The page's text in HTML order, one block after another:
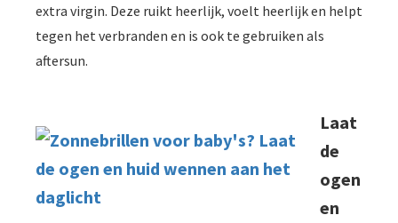
extra virgin. Deze ruikt heerlijk, voelt heerlijk en helpt
tegen het verbranden en is ook te gebruiken als
aftersun.
Laat
de
ogen
en